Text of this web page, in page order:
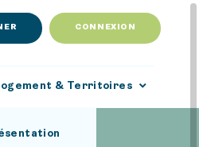
CONNEXION
& Territoires